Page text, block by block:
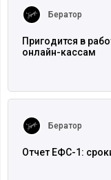
Бератор
Пригодится в
онлайн-кассам
Бератор
Отчет ЕФС-1: